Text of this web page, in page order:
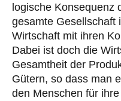
logische Konsequenz
gesamte Gesellschaft
Wirtschaft mit ihren
Dabei ist doch die
Gesamtheit der
Gütern, so dass man
den Menschen für